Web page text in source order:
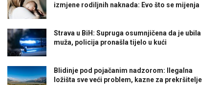
izmjene rodiljnih naknada: Evo što se mijenja
Strava u BiH: Supruga osumnjičena da je ubila
muža, policija pronašla tijelo u kući
Blidinje pod pojačanim nadzorom: Ilegalna
ložišta sve veći problem, kazne za prekršitelje